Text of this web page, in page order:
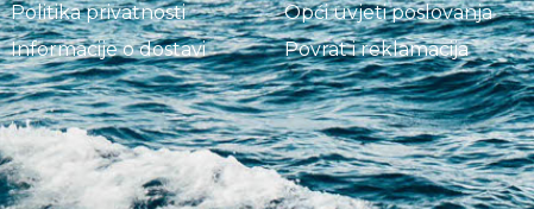
Politika privatnosti
Informacije o dostavi
Opći uvjeti poslovanja
Povrat i reklamacija